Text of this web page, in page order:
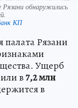
Рязани обнаружились
КП
палата Рязани
Ущерб
в7,2 млн
в